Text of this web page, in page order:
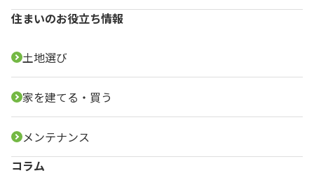
住まいのお役立ち情報
土地選び
家を建てる・買う
メンテナンス
コラム